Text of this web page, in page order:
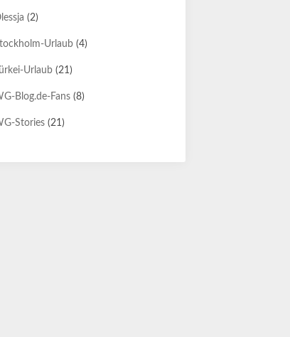
(2)
Urlaub (4)
Urlaub (21)
Blog.de-Fans (8)
Stories (21)